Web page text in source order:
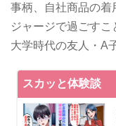
事柄、自社商品の着
ジャージで過ごすこ
大学時代の友人・A
スカッと体験談